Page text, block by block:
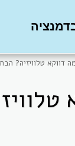
דווקא טלוויזיה?